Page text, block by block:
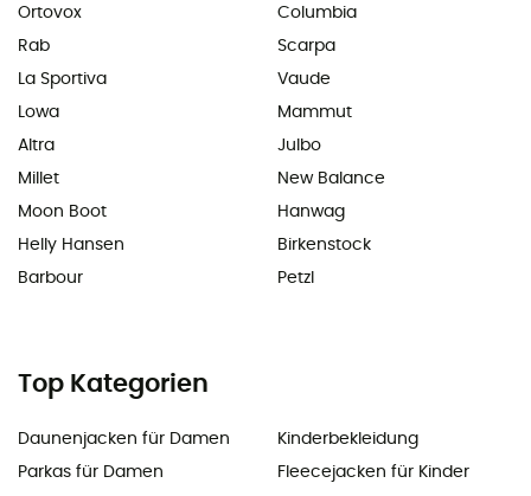
Ortovox
Rab
La Sportiva
Lowa
Altra
Millet
Moon Boot
Helly Hansen
Barbour
Columbia
Scarpa
Vaude
Mammut
Julbo
New Balance
Hanwag
Birkenstock
Petzl
Top Kategorien
Daunenjacken für Damen
Parkas für Damen
Kinderbekleidung
Fleecejacken für Kinder